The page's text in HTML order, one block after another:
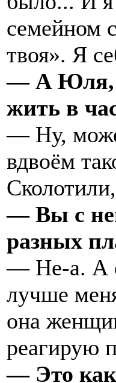
семейном
твоя». Я
— А Юля,
жить в
— Ну,
вдвоём
— Вы с
разных
— Не-а. А
лучше
она
реагирую
— Это